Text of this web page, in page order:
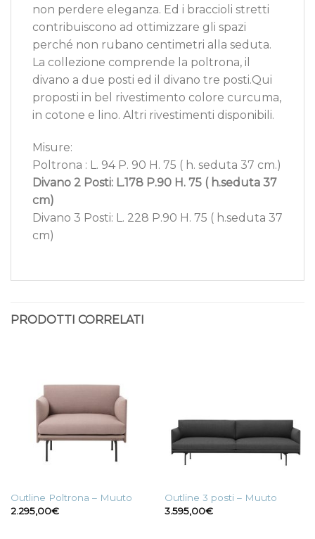
non perdere eleganza. Ed i braccioli stretti
contribuiscono ad ottimizzare gli spazi
perché non rubano centimetri alla seduta.
La collezione comprende la poltrona, il
divano a due posti ed il divano tre posti.Qui
proposti in bel rivestimento colore curcuma,
in cotone e lino. Altri rivestimenti disponibili.
Misure:
Poltrona : L. 94 P. 90 H. 75 ( h. seduta 37 cm.)
Divano 2 Posti: L.178 P.90 H. 75 ( h.seduta 37
cm)
Divano 3 Posti: L. 228 P.90 H. 75 ( h.seduta 37
cm)
PRODOTTI CORRELATI
Outline Poltrona – Muuto
2.295,00€
Outline 3 posti – Muuto
3.595,00€